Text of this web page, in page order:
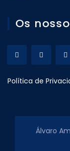
Os
Política de
Álvaro